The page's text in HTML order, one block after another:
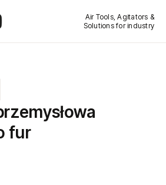
Air Tools, Agitators &
Solutions for industry
fur